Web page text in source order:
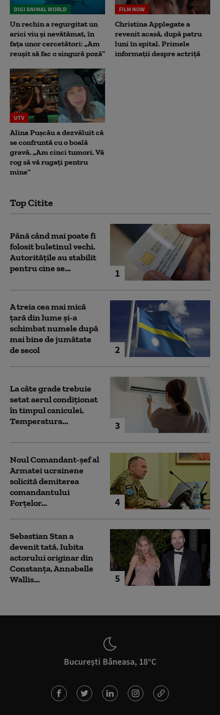
DIGI ANIMAL WORLD
Un rechin a regurgitat un
arici viu și nevătămat, în
fața unor cercetători: „Am
reușit să fac o singură poză”
FILM NOW
Christina Applegate a
revenit acasă, după patru
luni în spital. Primele
informații despre actriță
UTV
Alina Pușcău a dezvăluit că
se confruntă cu o boală
gravă. „Am cinci tumori. Vă
rog să vă rugați pentru
mine”
Top Citite
1
Până când mai poate fi
folosit buletinul vechi.
Autoritățile au stabilit
pentru cine se...
2
A treia cea mai mică
țară din lume și-a
schimbat numele după
mai bine de jumătate
de secol
3
La câte grade trebuie
setat aerul condiționat
în timpul caniculei.
Temperatura...
4
Noul Comandant-șef al
Armatei ucrainene
solicită demiterea
comandantului
Forțelor...
5
Sebastian Stan a
devenit tată. Iubita
actorului originar din
Constanța, Annabelle
Wallis...
București Băneasa, 18°C